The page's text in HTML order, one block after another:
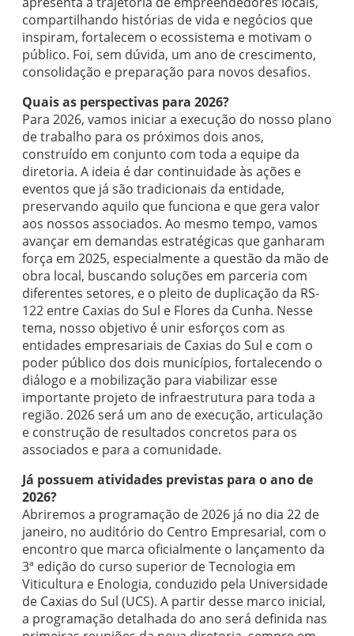
compartilhando histórias de vida e negócios que
inspiram, fortalecem o ecossistema e motivam o
público. Foi, sem dúvida, um ano de crescimento,
consolidação e preparação para novos desafios.
Quais as perspectivas para 2026?
Para 2026, vamos iniciar a execução do nosso plano
de trabalho para os próximos dois anos,
construído em conjunto com toda a equipe da
diretoria. A ideia é dar continuidade às ações e
eventos que já são tradicionais da entidade,
preservando aquilo que funciona e que gera valor
aos nossos associados. Ao mesmo tempo, vamos
avançar em demandas estratégicas que ganharam
força em 2025, especialmente a questão da mão de
obra local, buscando soluções em parceria com
diferentes setores, e o pleito de duplicação da RS-
122 entre Caxias do Sul e Flores da Cunha. Nesse
tema, nosso objetivo é unir esforços com as
entidades empresariais de Caxias do Sul e com o
poder público dos dois municípios, fortalecendo o
diálogo e a mobilização para viabilizar esse
importante projeto de infraestrutura para toda a
região. 2026 será um ano de execução, articulação
e construção de resultados concretos para os
associados e para a comunidade.
Já possuem atividades previstas para o ano de
2026?
Abriremos a programação de 2026 já no dia 22 de
janeiro, no auditório do Centro Empresarial, com o
encontro que marca oficialmente o lançamento da
3ª edição do curso superior de Tecnologia em
Viticultura e Enologia, conduzido pela Universidade
de Caxias do Sul (UCS). A partir desse marco inicial,
a programação detalhada do ano será definida nas